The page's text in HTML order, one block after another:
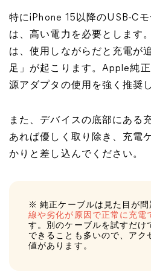
特にiPhone 15以降のUSB-C
は、高い電力を必要とします
は、使用しながらだと充電が
足」が起こります。Apple純
源アダプタの使用を強く推奨
また、デバイスの底部にある
あれば優しく取り除き、充電
かりと差し込んでください。
※ 純正ケーブルは見た目が問
線や劣化が原因で正常に充電
す。別のケーブルを試すだけ
できることも多いので、アク
値があります。